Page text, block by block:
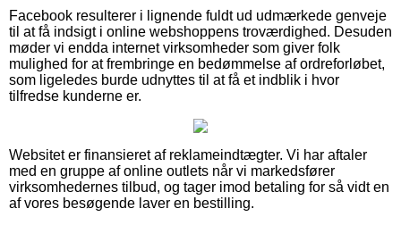
Facebook resulterer i lignende fuldt ud udmærkede genveje
til at få indsigt i online webshoppens troværdighed. Desuden
møder vi endda internet virksomheder som giver folk
mulighed for at frembringe en bedømmelse af ordreforløbet,
som ligeledes burde udnyttes til at få et indblik i hvor
tilfredse kunderne er.
Websitet er finansieret af reklameindtægter. Vi har aftaler
med en gruppe af online outlets når vi markedsfører
virksomhedernes tilbud, og tager imod betaling for så vidt en
af vores besøgende laver en bestilling.